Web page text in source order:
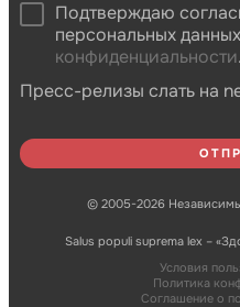
Подтверждаю
персональных
конфиденциальности.
Пресс-релизы слать на
© 2005-2026
Salus populi suprema lex –
Условия
Политика
Соглашение о